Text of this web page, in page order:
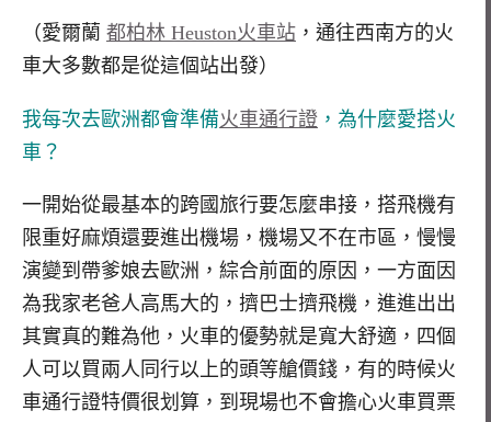
（愛爾蘭 都柏林 Heuston火車站 ，通往西南方的火
車大多數都是從這個站出發）
我每次去歐洲都會準備火車通行證 ，為什麼愛搭火
車？
一開始從最基本的跨國旅行要怎麼串接，搭飛機有
限重好麻煩還要進出機場，機場又不在市區，慢慢
演變到帶爹娘去歐洲，綜合前面的原因，一方面因
為我家老爸人高馬大的，擠巴士擠飛機，進進出出
其實真的難為他，火車的優勢就是寬大舒適，四個
人可以買兩人同行以上的頭等艙價錢，有的時候火
車通行證特價很划算，到現場也不會擔心火車買票